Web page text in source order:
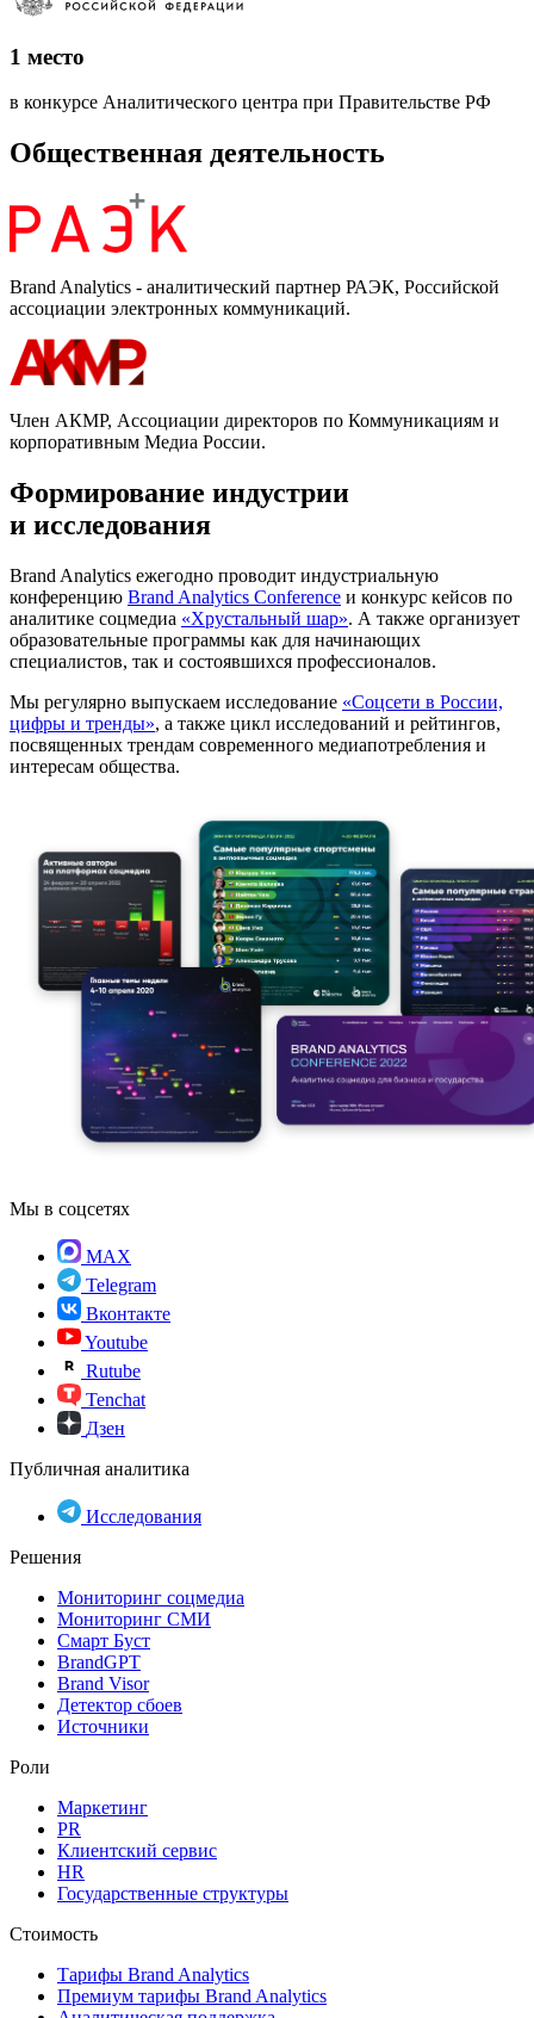
1 место
в конкурсе Аналитического центра при Правительстве РФ
Общественная деятельность
Brand Analytics - аналитический партнер РАЭК, Российской
ассоциации электронных коммуникаций.
Член АКМР, Ассоциации директоров по Коммуникациям и
корпоративным Медиа России.
Формирование индустрии
и исследования
Brand Analytics ежегодно проводит индустриальную
конференцию Brand Analytics Conference и конкурс кейсов по
аналитике соцмедиа «Хрустальный шар». А также организует
образовательные программы как для начинающих
специалистов, так и состоявшихся профессионалов.
Мы регулярно выпускаем исследование «Соцсети в России,
цифры и тренды», а также цикл исследований и рейтингов,
посвященных трендам современного медиапотребления и
интересам общества.
Мы в соцсетях
MAX
Telegram
Вконтакте
Youtube
Rutube
Tenchat
Дзен
Публичная аналитика
Исследования
Решения
Мониторинг соцмедиа
Мониторинг СМИ
Смарт Буст
BrandGPT
Brand Visor
Детектор сбоев
Источники
Роли
Маркетинг
PR
Клиентский сервис
HR
Государственные структуры
Стоимость
Тарифы Brand Analytics
Премиум тарифы Brand Analytics